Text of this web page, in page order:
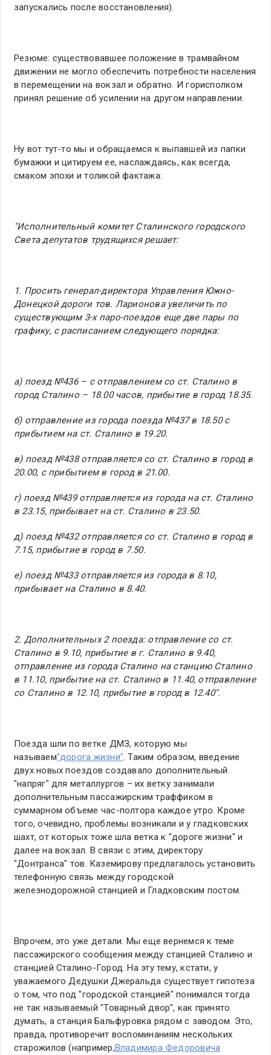
запускались после восстановления).
Резюме: существовавшее положение в трамвайном
движении не могло обеспечить потребности населения
в перемещении на вокзал и обратно. И горисполком
принял решение об усилении на другом направлении.
Ну вот тут-то мы и обращаемся к выпавшей из папки
бумажки и цитируем ее, наслаждаясь, как всегда,
смаком эпохи и толикой фактажа:
"Исполнительный комитет Сталинского городского
Света депутатов трудящихся решает:
1. Просить генерал-директора Управления Южно-
Донецкой дороги тов. Ларионова увеличить по
существующим 3-х паро-поездов еще две пары по
графику, с расписанием следующего порядка:
а) поезд №436 – с отправлением со ст. Сталино в
город Сталино – 18.00 часов, прибытие в город 18.35.
б) отправление из города поезда №437 в 18.50 с
прибытием на ст. Сталино в 19.20.
в) поезд №438 отправляется со ст. Сталино в город в
20.00, с прибытием в город в 21.00.
г) поезд №439 отправляется из города на ст. Сталино
в 23.15, прибывает на ст. Сталино в 23.50.
д) поезд №432 отправляется со ст. Сталино в город в
7.15, прибытие в город в 7.50.
е) поезд №433 отправляется из города в 8.10,
прибывает на Сталино в 8.40.
2. Дополнительных 2 поезда: отправление со ст.
Сталино в 9.10, прибытие в г. Сталино в 9.40,
отправление из города Сталино на станцию Сталино
в 11.10, прибытие на ст. Сталино в 11.40, отправление
со Сталино в 12.10, прибытие в город в 12.40".
Поезда шли по ветке ДМЗ, которую мы
называем"дорога жизни". Таким образом, введение
двух новых поездов создавало дополнительный
"напряг" для металлургов – их ветку занимали
дополнительным пассажирским траффиком в
суммарном объеме час-полтора каждое утро. Кроме
того, очевидно, проблемы возникали и у гладковских
шахт, от которых тоже шла ветка к "дороге жизни" и
далее на вокзал. В связи с этим, директору
"Донтранса" тов. Каземирову предлагалось установить
телефонную связь между городской
железнодорожной станцией и Гладковским постом.
Впрочем, это уже детали. Мы еще вернемся к теме
пассажирского сообщения между станцией Сталино и
станцией Сталино-Город. На эту тему, кстати, у
уважаемого Дедушки Джеральда существует гипотеза
о том, что под "городской станцией" понимался тогда
не так называемый "Товарный двор", как принято
думать, а станция Бальфуровка рядом с заводом. Это,
правда, противоречит воспоминаниям нескольких
старожилов (например,Владимира Федоровича